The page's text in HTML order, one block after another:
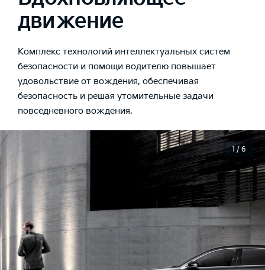
движение
Комплекс технологий интеллектуальных систем
безопасности и помощи водителю повышает
удовольствие от вождения, обеспечивая
безопасность и решая утомительные задачи
повседневного вождения.
1 / 6